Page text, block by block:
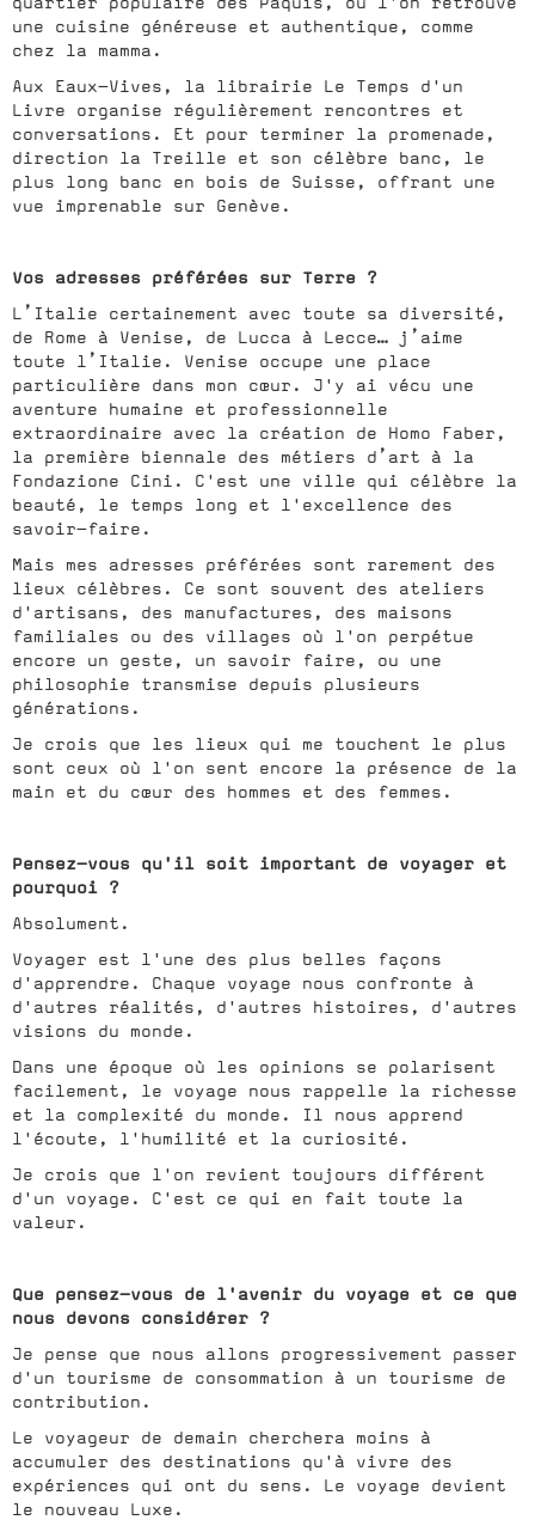
une cuisine généreuse et authentique, comme
chez la mamma.
Aux Eaux-Vives, la librairie Le Temps d'un
Livre organise régulièrement rencontres et
conversations. Et pour terminer la promenade,
direction la Treille et son célèbre banc, le
plus long banc en bois de Suisse, offrant une
vue imprenable sur Genève.
Vos adresses préférées sur Terre ?
L’Italie certainement avec toute sa diversité,
de Rome à Venise, de Lucca à Lecce… j’aime
toute l’Italie. Venise occupe une place
particulière dans mon cœur. J'y ai vécu une
aventure humaine et professionnelle
extraordinaire avec la création de Homo Faber,
la première biennale des métiers d’art à la
Fondazione Cini. C'est une ville qui célèbre la
beauté, le temps long et l'excellence des
savoir-faire.
Mais mes adresses préférées sont rarement des
lieux célèbres. Ce sont souvent des ateliers
d'artisans, des manufactures, des maisons
familiales ou des villages où l'on perpétue
encore un geste, un savoir faire, ou une
philosophie transmise depuis plusieurs
générations.
Je crois que les lieux qui me touchent le plus
sont ceux où l'on sent encore la présence de la
main et du cœur des hommes et des femmes.
Pensez-vous qu'il soit important de voyager et
pourquoi ?
Absolument.
Voyager est l'une des plus belles façons
d'apprendre. Chaque voyage nous confronte à
d'autres réalités, d'autres histoires, d'autres
visions du monde.
Dans une époque où les opinions se polarisent
facilement, le voyage nous rappelle la richesse
et la complexité du monde. Il nous apprend
l'écoute, l'humilité et la curiosité.
Je crois que l'on revient toujours différent
d'un voyage. C'est ce qui en fait toute la
valeur.
Que pensez-vous de l'avenir du voyage et ce que
nous devons considérer ?
Je pense que nous allons progressivement passer
d'un tourisme de consommation à un tourisme de
contribution.
Le voyageur de demain cherchera moins à
accumuler des destinations qu'à vivre des
expériences qui ont du sens. Le voyage devient
le nouveau Luxe.